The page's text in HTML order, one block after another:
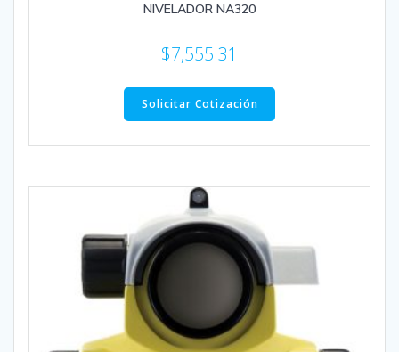
NIVELADOR NA320
$7,555.31
Solicitar Cotización